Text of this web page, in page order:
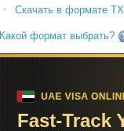
Скачать в формате
Какой формат выбрать?